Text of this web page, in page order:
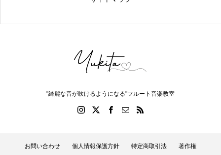
"綺麗な音が吹けるようになる"フルート音楽教室
お問い合わせ 個人情報保護方針 特定商取引法 著作権